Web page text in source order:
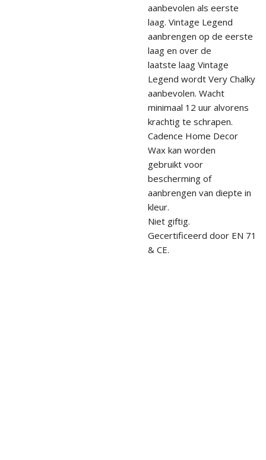
aanbevolen als eerste
laag. Vintage Legend
aanbrengen op de eerste
laag en over de
laatste laag Vintage
Legend wordt Very Chalky
aanbevolen. Wacht
minimaal 12 uur alvorens
krachtig te schrapen.
Cadence Home Decor
Wax kan worden
gebruikt voor
bescherming of
aanbrengen van diepte in
kleur.
Niet giftig.
Gecertificeerd door EN 71
& CE.